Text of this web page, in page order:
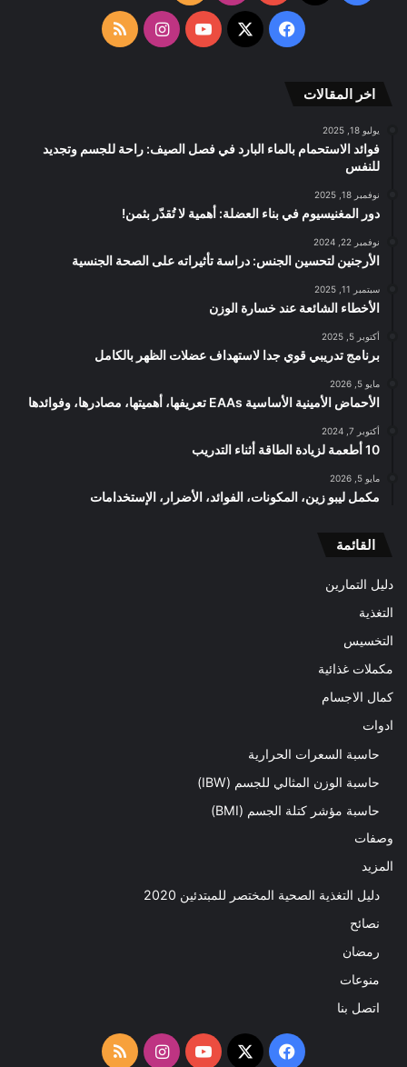
الموقع
فيسبوك
‫X
‫YouTubeانستقرامملخص
اخر المقالات
يوليو 18, 2025
فوائد الاستحمام بالماء البارد في فصل الصيف: راحة للجسم وتجديد
للنفس
نوفمبر 18, 2025
دور المغنيسيوم في بناء العضلة: أهمية لا تُقدّر بثمن!
نوفمبر 22, 2024
الأرجنين لتحسين الجنس: دراسة تأثيراته على الصحة الجنسية
سبتمبر 11, 2025
الأخطاء الشائعة عند خسارة الوزن
أكتوبر 5, 2025
برنامج تدريبي قوي جدا لاستهداف عضلات الظهر بالكامل
مايو 5, 2026
الأحماض الأمينية الأساسية EAAs تعريفها، أهميتها، مصادرها، وفوائدها
أكتوبر 7, 2024
10 أطعمة لزيادة الطاقة أثناء التدريب
مايو 5, 2026
مكمل ليبو زين، المكونات، الفوائد، الأضرار، الإستخدامات
القائمة
دليل التمارين
التغذية
التخسيس
مكملات غذائية
كمال الاجسام
ادوات
حاسبة السعرات الحرارية
حاسبة الوزن المثالي للجسم (IBW)
حاسبة مؤشر كتلة الجسم (BMI)
وصفات
المزيد
دليل التغذية الصحية المختصر للمبتدئين 2020​
نصائح
رمضان
منوعات
اتصل بنا
فيسبوك
‫X
‫YouTubeانستقرامملخص